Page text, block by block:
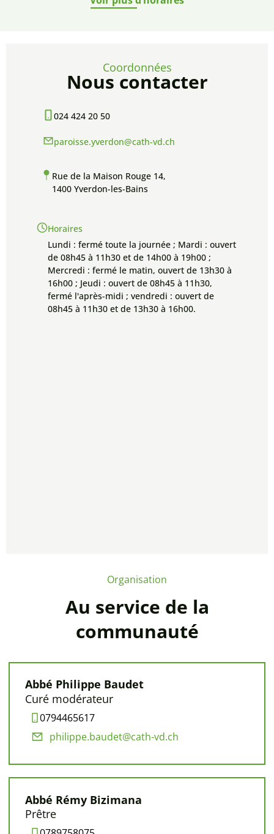
Coordonnées
Nous contacter
024 424 20 50
paroisse.yverdon@cath-vd.ch
Rue de la Maison Rouge 14,
1400 Yverdon-les-Bains
Horaires
Lundi : fermé toute la journée ; Mardi : ouvert
de 08h45 à 11h30 et de 14h00 à 19h00 ;
Mercredi : fermé le matin, ouvert de 13h30 à
16h00 ; Jeudi : ouvert de 08h45 à 11h30,
fermé l'après-midi ; vendredi : ouvert de
08h45 à 11h30 et de 13h30 à 16h00.
Organisation
Au service de la
communauté
Abbé Philippe Baudet
Curé modérateur
0794465617
philippe.baudet@cath-vd.ch
Abbé Rémy Bizimana
Prêtre